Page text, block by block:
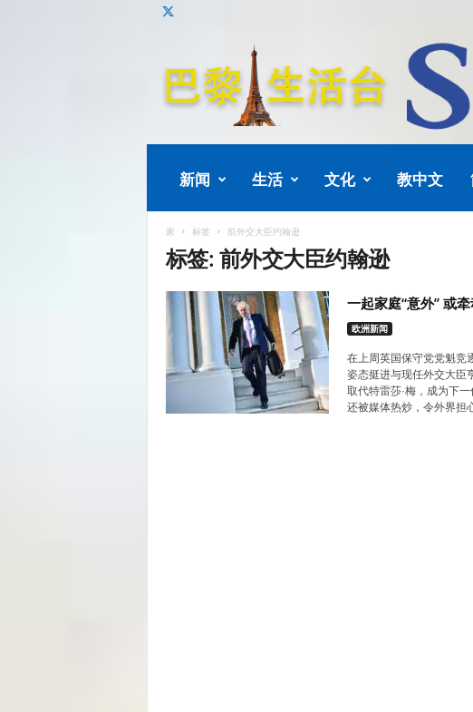
新闻 生活 文化 教中文
家 标签 前外交大臣约翰逊
标签: 前外交大臣约翰逊
一起家庭“意外” 或
欧洲新闻
在上周英国保守党党魁竞
姿态挺进与现任外交大臣
取代特雷莎·梅，成为下
还被媒体热炒，令外界担